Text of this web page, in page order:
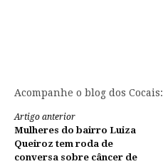
Acompanhe o blog dos Cocais:
Continue
lendo
Artigo anterior
Mulheres do bairro Luiza
Queiroz tem roda de
conversa sobre câncer de